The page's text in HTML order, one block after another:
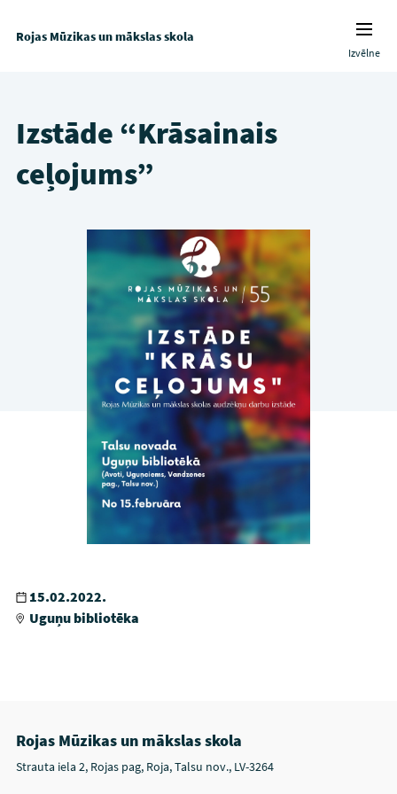
Rojas Mūzikas un mākslas skola
Izvēlne
Izstāde “Krāsainais
ceļojums”
15.02.2022.
Uguņu bibliotēka
Rojas Mūzikas un mākslas skola
Strauta iela 2, Rojas pag, Roja, Talsu nov., LV-3264